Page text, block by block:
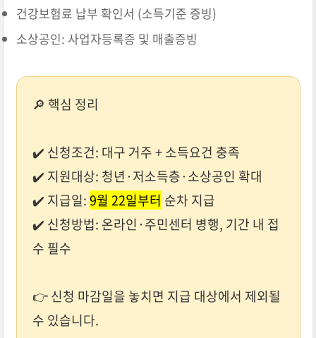
건강보험료 납부 확인서 (소득기준 증빙)
소상공인: 사업자등록증 및 매출증빙
🔎 핵심 정리
✔️ 신청조건: 대구 거주 + 소득요건 충족
✔️ 지원대상: 청년·저소득층·소상공인 확대
✔️ 지급일:9월 22일부터 순차 지급
✔️ 신청방법: 온라인·주민센터 병행, 기간 내 접
수 필수
👉 신청 마감일을 놓치면 지급 대상에서 제외될
수 있습니다.